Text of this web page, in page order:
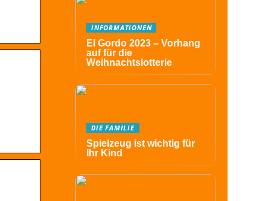
INFORMATIONEN
El Gordo 2023 – Vorhang
auf für die
Weihnachtslotterie
DIE FAMILIE
Spielzeug ist wichtig für
Ihr Kind